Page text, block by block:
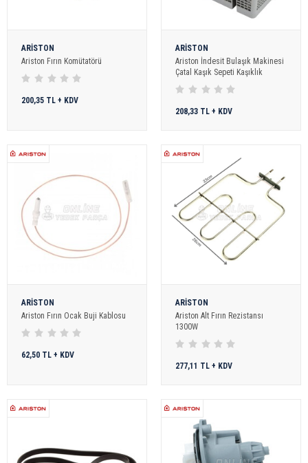
ARİSTON
Ariston Fırın Komütatörü
200,35 TL + KDV
ARİSTON
Ariston İndesit Bulaşık Makinesi
Çatal Kaşık Sepeti Kaşıklık
208,33 TL + KDV
ARİSTON
Ariston Fırın Ocak Buji Kablosu
62,50 TL + KDV
ARİSTON
Ariston Alt Fırın Rezistansı
1300W
277,11 TL + KDV